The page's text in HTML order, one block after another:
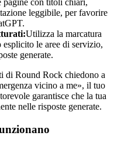
pagine con titoli chiari,
leggibile, per favorire
Utilizza la marcatura
le aree di servizio,
generate.
di Round Rock chiedono a
vicino a me», il tuo
garantisce che la tua
nelle risposte generate.